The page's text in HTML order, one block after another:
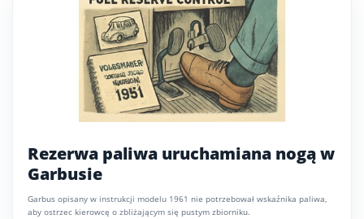
Rezerwa paliwa uruchamiana nogą w
Garbusie
Garbus opisany w instrukcji modelu 1961 nie potrzebował wskaźnika paliwa,
aby ostrzec kierowcę o zbliżającym się pustym zbiorniku.